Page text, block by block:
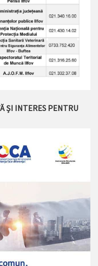
ȘI INTERES PENTRU